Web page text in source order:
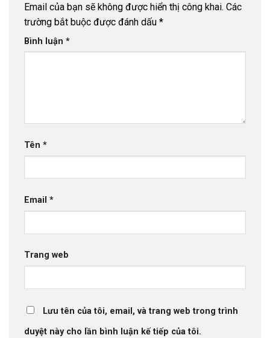
Email của bạn sẽ không được hiển thị công khai. Các
trường bắt buộc được đánh dấu *
Bình luận *
Tên *
Email *
Trang web
Lưu tên của tôi, email, và trang web trong trình
duyệt này cho lần bình luận kế tiếp của tôi.